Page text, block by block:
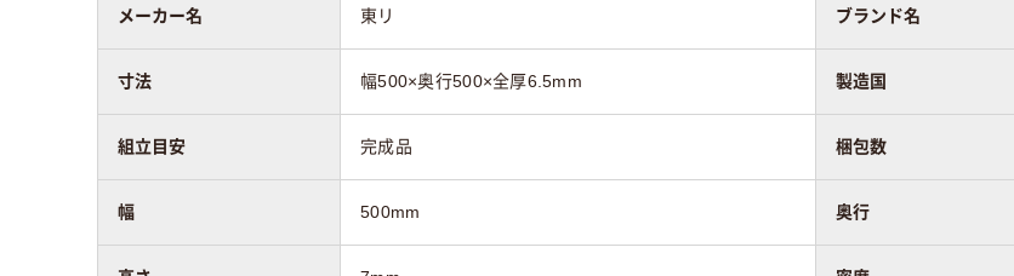
メーカー名 東リ ブランド名
寸法 幅500×奥行500×全厚6.5mm 製造国
組立目安 完成品 梱包数
幅 500mm 奥行